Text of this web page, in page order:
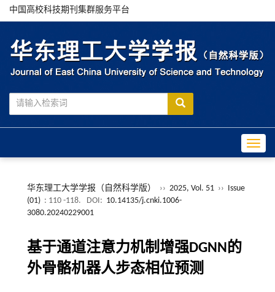
中国高校科技期刊集群服务平台
华东理工大学学报（自然科学版） ›› 2025, Vol. 51 ›› Issue
(01) : 110 -118. DOI: 10.14135/j.cnki.1006-
3080.20240229001
基于通道注意力机制增强DGNN的
外骨骼机器人步态相位预测